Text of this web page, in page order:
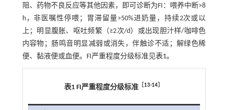
阻、药物不良反应等其他因素，即可诊断为FI：喂养中断>8
h，非医嘱性停喂；胃滞留量>50%进奶量，持续2次或以
上；明显腹胀、呕吐频繁（≥2次/d）或出现胆汁样/咖啡色
内容物；肠鸣音明显减弱或消失，伴触诊不适；解绿色稀
便、黏液便或血便。FI严重程度分级标准见表1。
表1 FI严重程度分级标准 13-14］